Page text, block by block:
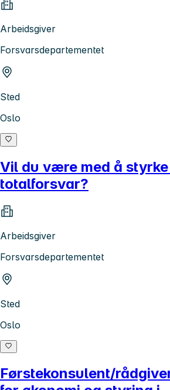
Arbeidsgiver
Forsvarsdepartementet
Sted
Oslo
Vil du være med å
totalforsvar?
Arbeidsgiver
Forsvarsdepartementet
Sted
Oslo
Førstekonsulent/